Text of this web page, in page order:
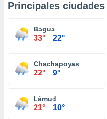
Principales ciudades
Bagua
33° 22°
Chachapoyas
22° 9°
Lámud
21° 10°